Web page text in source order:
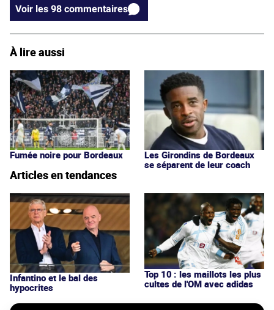
Voir les 98 commentaires
À lire aussi
Fumée noire pour Bordeaux
Les Girondins de Bordeaux
se séparent de leur coach
Articles en tendances
Infantino et le bal des
hypocrites
Top 10 : les maillots les plus
cultes de l'OM avec adidas